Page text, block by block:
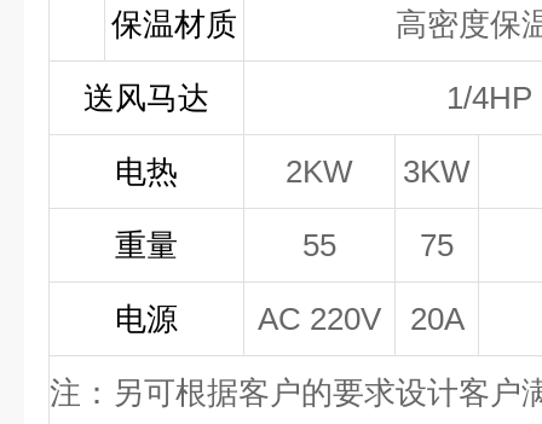
保温材质 高密度保
送风马达 1/4HP
电热 2KW 3KW
重量 55 75
电源 AC 220V 20A
注：另可根据客户的要求设计客户